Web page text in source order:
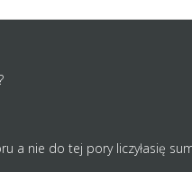
nie do tej pory liczyłasię